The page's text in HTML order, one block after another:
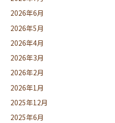
2026年6月
2026年5月
2026年4月
2026年3月
2026年2月
2026年1月
2025年12月
2025年6月